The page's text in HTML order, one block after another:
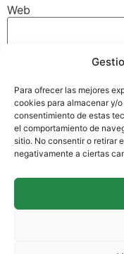
Para ofrecer las mejores
cookies para almacenar y/
consentimiento de estas
el comportamiento de
sitio. No consentir o retirar
negativamente a ciertas
Web
navegador para la